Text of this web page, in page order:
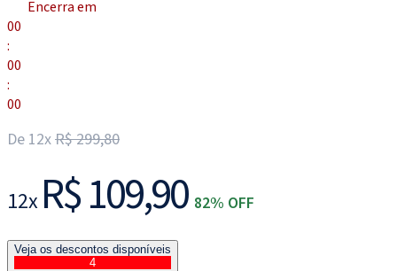
Encerra em
00
:
00
:
00
De 12xR$ 299,80
12x R$ 109,90 82% OFF
Veja os descontos disponíveis
4